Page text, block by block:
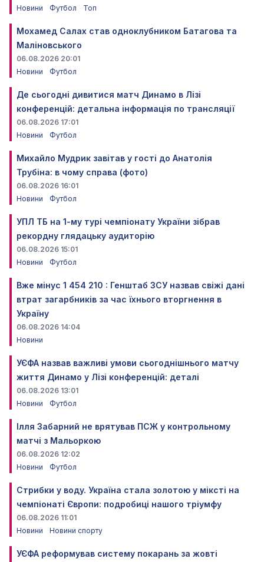
Новини Футбол Топ
Мохамед Салах став одноклубником Батагова та
Маліновського
06.08.2026 20:01
Новини
Футбол
Де сьогодні дивитися матч Динамо в Лізі
конференцій: детальна інформація по трансляції
06.08.2026 17:01
Новини
Футбол
Михайло Мудрик завітав у гості до Анатолія
Трубіна: в чому справа (фото)
06.08.2026 16:01
Новини
Футбол
УПЛ ТБ на 1-му турі чемпіонату України зібрав
рекордну глядацьку аудиторію
06.08.2026 15:01
Новини
Футбол
Вже мінус 1 454 210 : Генштаб ЗСУ назвав свіжі дані
втрат загарбників за час їхнього вторгнення в
Україну
06.08.2026 14:04
Новини
УЄФА назвав важливі умови сьогоднішнього матчу
життя Динамо у Лізі конференцій: деталі
06.08.2026 13:01
Новини
Футбол
Ілля Забарний не врятував ПСЖ у контрольному
матчі з Мальоркою
06.08.2026 12:02
Новини
Футбол
Стрибки у воду. Україна стала золотою у міксті на
чемпіонаті Європи: подробиці нашого тріумфу
06.08.2026 11:01
Новини
Новини спорту
УЄФА реформував систему покарань за жовті